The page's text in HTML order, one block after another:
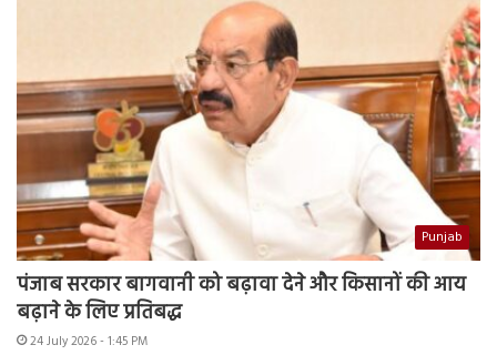
Punjab
पंजाब सरकार बागवानी को बढ़ावा देने और किसानों की आय
बढ़ाने के लिए प्रतिबद्ध
24 July 2026 - 1:45 PM